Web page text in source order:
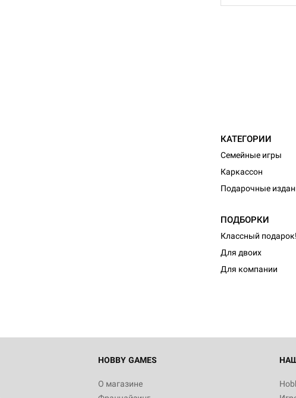
КАТЕГОРИИ
Семейные игры
Каркассон
Подарочные
ПОДБОРКИ
Классный подарок!
Для двоих
Для компании
HOBBY GAMES
О магазине